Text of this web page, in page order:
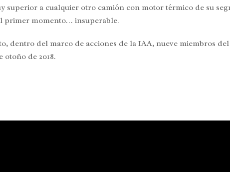
superior a cualquier otro camión con motor térmico de su
primer momento… insuperable.
dentro del marco de acciones de la IAA, nueve miembros
de 2018.